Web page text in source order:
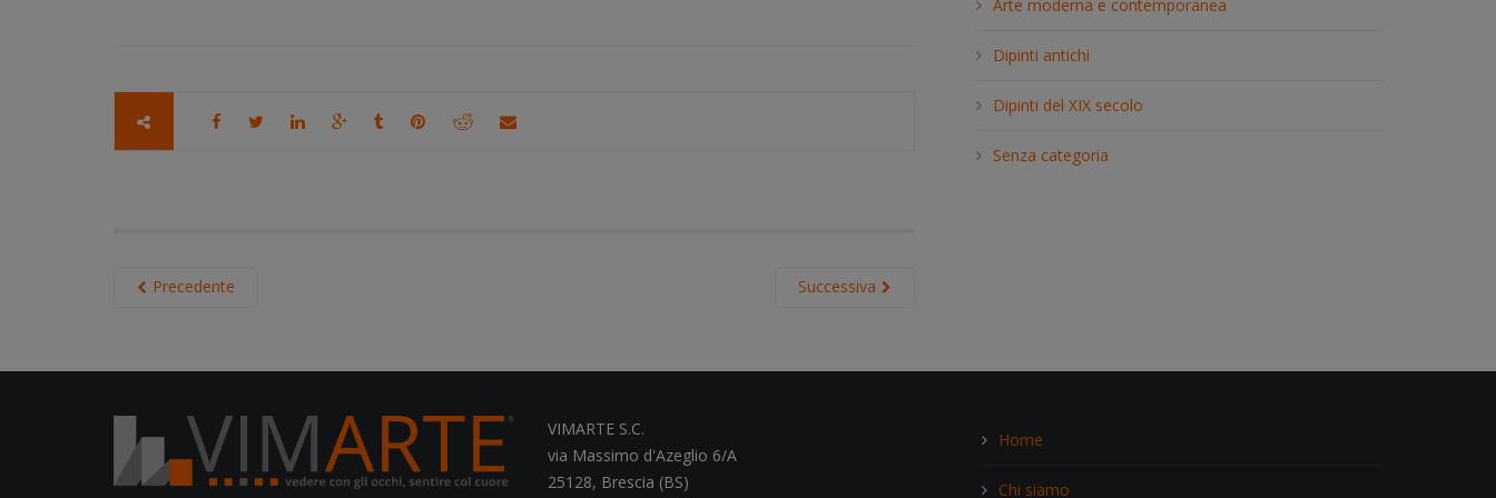
Successiva
Precedente
h
Arte moderna e contemporanea
Dipinti antichi
Dipinti del XIX secolo
Senza categoria
VIMARTE S.C.
via Massimo d'Azeglio 6/A
25128, Brescia (BS)
Home
Chi siamo